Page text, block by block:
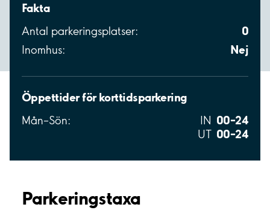
Fakta
Antal parkeringsplatser: 0
Inomhus: Nej
Öppettider för korttidsparkering
Mån–Sön: IN 00–24
UT 00–24
Parkeringstaxa